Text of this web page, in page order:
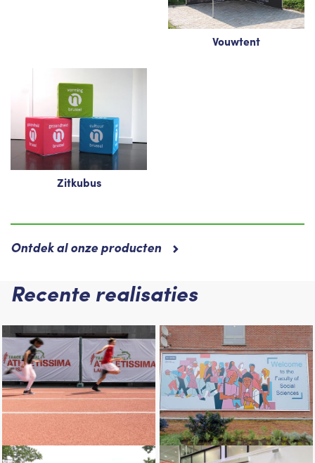
Vouwtent
Zitkubus
Ontdek al onze producten
Recente realisaties